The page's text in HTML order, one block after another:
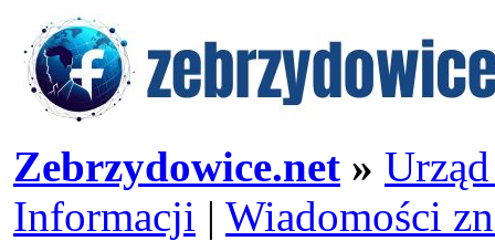
Zebrzydowice.net »
Informacji | Wiadomości